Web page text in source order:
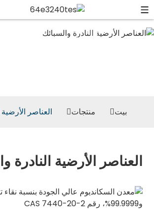
العناصر
بيت منتجات العناصر
العناصر الأرضية النادرة